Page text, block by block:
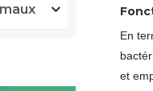
En
et